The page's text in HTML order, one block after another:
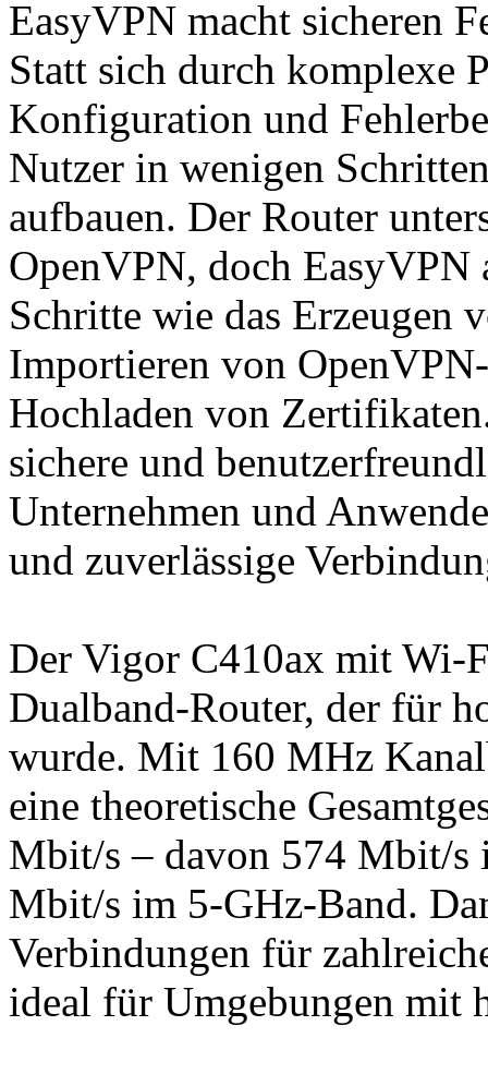
EasyVPN macht sicheren
Statt sich durch komplexe
Konfiguration und
Nutzer in wenigen
aufbauen. Der Router
OpenVPN, doch
Schritte wie das Erzeugen
Importieren von
Hochladen von
sichere und
Unternehmen und
und zuverlässige
Der Vigor C410ax mit Wi-
Dualband-Router, der für
wurde. Mit 160 MHz
eine theoretische
Mbit/s – davon 574 Mbit/s
Mbit/s im 5-GHz-Band.
Verbindungen für
ideal für Umgebungen mit